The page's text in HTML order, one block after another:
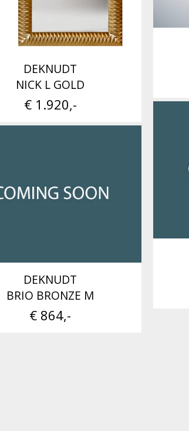
DEKNUDT
NICK L GOLD
€ 1.920,-
DEKNUDT
BRIO BRONZE M
€ 864,-